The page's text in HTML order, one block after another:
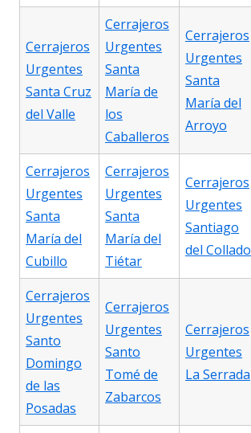
Cerrajeros
Urgentes
Santa Cruz
del Valle
Cerrajeros
Urgentes
Santa
María de
los
Caballeros
Cerrajeros
Urgentes
Santa
María del
Arroyo
Cerrajeros
Urgentes
Santa
María del
Cubillo
Cerrajeros
Urgentes
Santa
María del
Tiétar
Cerrajeros
Urgentes
Santiago
del Collado
Cerrajeros
Urgentes
Santo
Domingo
de las
Posadas
Cerrajeros
Urgentes
Santo
Tomé de
Zabarcos
Cerrajeros
Urgentes
La Serrada